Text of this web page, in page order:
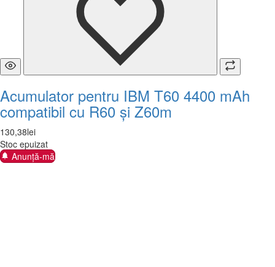
Acumulator pentru IBM T60 4400 mAh
compatibil cu R60 și Z60m
130,38lei
Stoc epuizat
Anunță-mă